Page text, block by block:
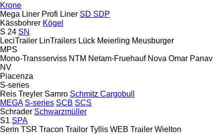
Krone
Mega Liner Profi Liner SD SDP
Kässbohrer Kögel
S 24 SN
LeciTrailer LinTrailers Lück Meierling Meusburger
MPS
Mono-Transserviss NTM Netam-Fruehauf Nova Omar Panav
NV
Piacenza
S-series
Reis Treyler Samro Schmitz Cargobull
MEGA S-series SCB SCS
Schrader Schwarzmüller
S1 SPA
Serin TSR Tracon Trailor Tyllis WEB Trailer Wielton